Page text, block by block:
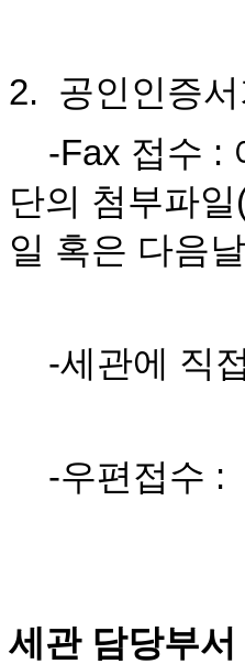
2. 공인인증
-Fax 접수 :
단의 첨부파
일 혹은 다음
-세관에 직
-우편접수 :
세관 담당부서